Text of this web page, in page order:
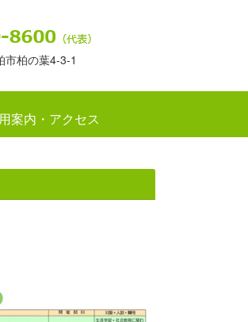
市柏の葉4-3-1
案内・アクセス